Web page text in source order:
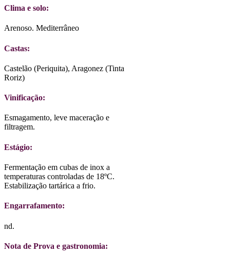
Clima e solo:
Arenoso. Mediterrâneo
Castas:
Castelão (Periquita), Aragonez (Tinta
Roriz)
Vinificação:
Esmagamento, leve maceração e
filtragem.
Estágio:
Fermentação em cubas de inox a
temperaturas controladas de 18ºC.
Estabilização tartárica a frio.
Engarrafamento:
nd.
Nota de Prova e gastronomia: